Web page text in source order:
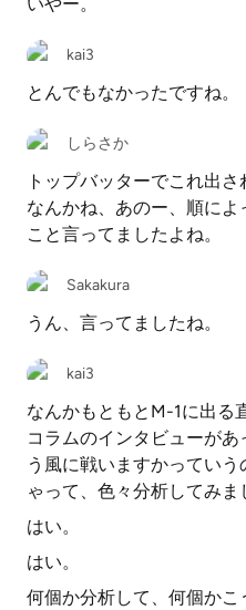
kai3
とんでもなかったですね。
しらさか
トップバッターでこれ出
なんかね、あのー、順に
こと言ってましたよね。
Sakakura
うん、言ってましたね。
kai3
なんかもともとM-1に出る
コラムのインタビューが
う風に戦いますかってい
ゃって、色々分析してみま
はい。
はい。
何個か分析して、何個かこ